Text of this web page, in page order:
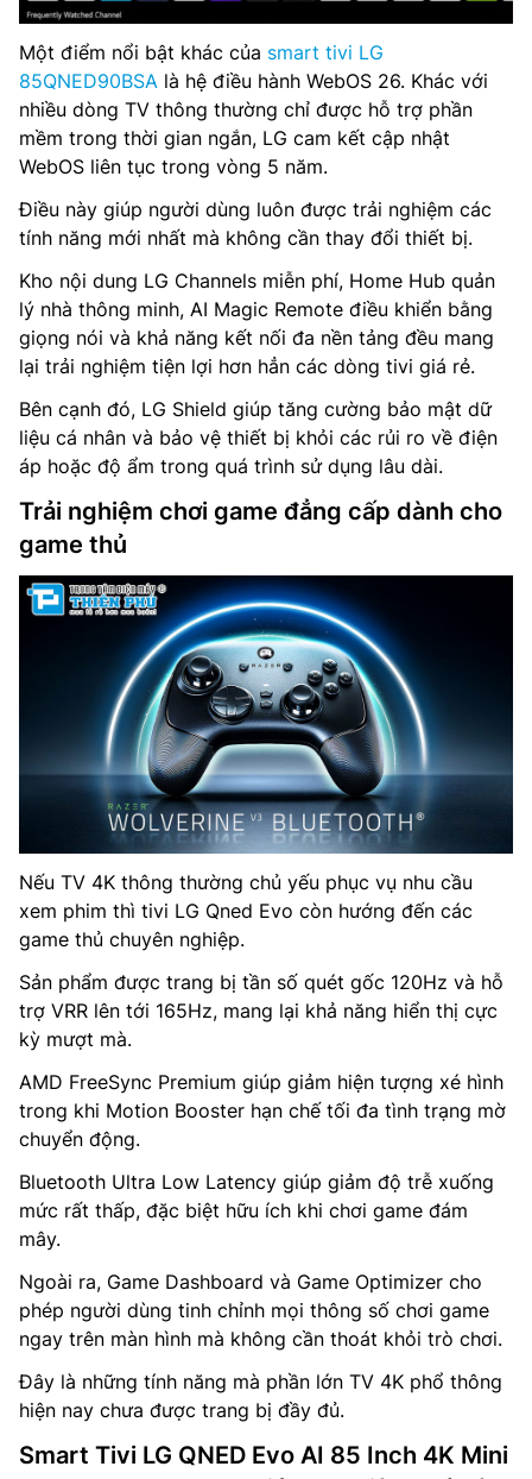
Một điểm nổi bật khác của smart tivi LG
85QNED90BSA là hệ điều hành WebOS 26. Khác với
nhiều dòng TV thông thường chỉ được hỗ trợ phần
mềm trong thời gian ngắn, LG cam kết cập nhật
WebOS liên tục trong vòng 5 năm.
Điều này giúp người dùng luôn được trải nghiệm các
tính năng mới nhất mà không cần thay đổi thiết bị.
Kho nội dung LG Channels miễn phí, Home Hub quản
lý nhà thông minh, AI Magic Remote điều khiển bằng
giọng nói và khả năng kết nối đa nền tảng đều mang
lại trải nghiệm tiện lợi hơn hẳn các dòng tivi giá rẻ.
Bên cạnh đó, LG Shield giúp tăng cường bảo mật dữ
liệu cá nhân và bảo vệ thiết bị khỏi các rủi ro về điện
áp hoặc độ ẩm trong quá trình sử dụng lâu dài.
Trải nghiệm chơi game đẳng cấp dành cho
game thủ
Nếu TV 4K thông thường chủ yếu phục vụ nhu cầu
xem phim thì tivi LG Qned Evo còn hướng đến các
game thủ chuyên nghiệp.
Sản phẩm được trang bị tần số quét gốc 120Hz và hỗ
trợ VRR lên tới 165Hz, mang lại khả năng hiển thị cực
kỳ mượt mà.
AMD FreeSync Premium giúp giảm hiện tượng xé hình
trong khi Motion Booster hạn chế tối đa tình trạng mờ
chuyển động.
Bluetooth Ultra Low Latency giúp giảm độ trễ xuống
mức rất thấp, đặc biệt hữu ích khi chơi game đám
mây.
Ngoài ra, Game Dashboard và Game Optimizer cho
phép người dùng tinh chỉnh mọi thông số chơi game
ngay trên màn hình mà không cần thoát khỏi trò chơi.
Đây là những tính năng mà phần lớn TV 4K phổ thông
hiện nay chưa được trang bị đầy đủ.
Smart Tivi LG QNED Evo AI 85 Inch 4K Mini